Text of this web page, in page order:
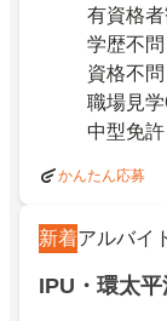
有資格者
学歴不問
資格不問
職場見
中型免許
かんたん応募
新着アルバイ
IPU・環太